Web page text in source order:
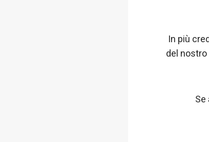
In più
del
Se